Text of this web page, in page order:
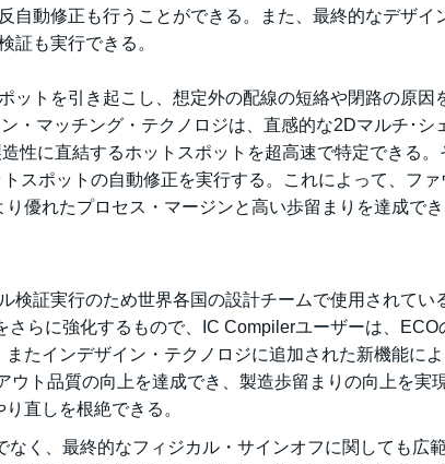
動修正も行うことができる。また、最終的なデザイ
証も実行できる。
ットを引き起こし、想定外の配線の短絡や閉路の原因
・マッチング・テクノロジは、直感的な2Dマルチ･シ
性に直結するホットスポットを超高速で特定できる。
スポットの自動修正を実行する。これによって、ファ
優れたプロセス・マージンと高い歩留まりを達成でき
証実行のため世界各国の設計チームで使用されてい
さらに強化するもので、IC Compilerユーザーは、ECO
たインデザイン・テクノロジに追加された新機能によ
ト品質の向上を達成でき、製造歩留まりの向上を実
直しを根絶できる。
く、最終的なフィジカル・サインオフに関しても広